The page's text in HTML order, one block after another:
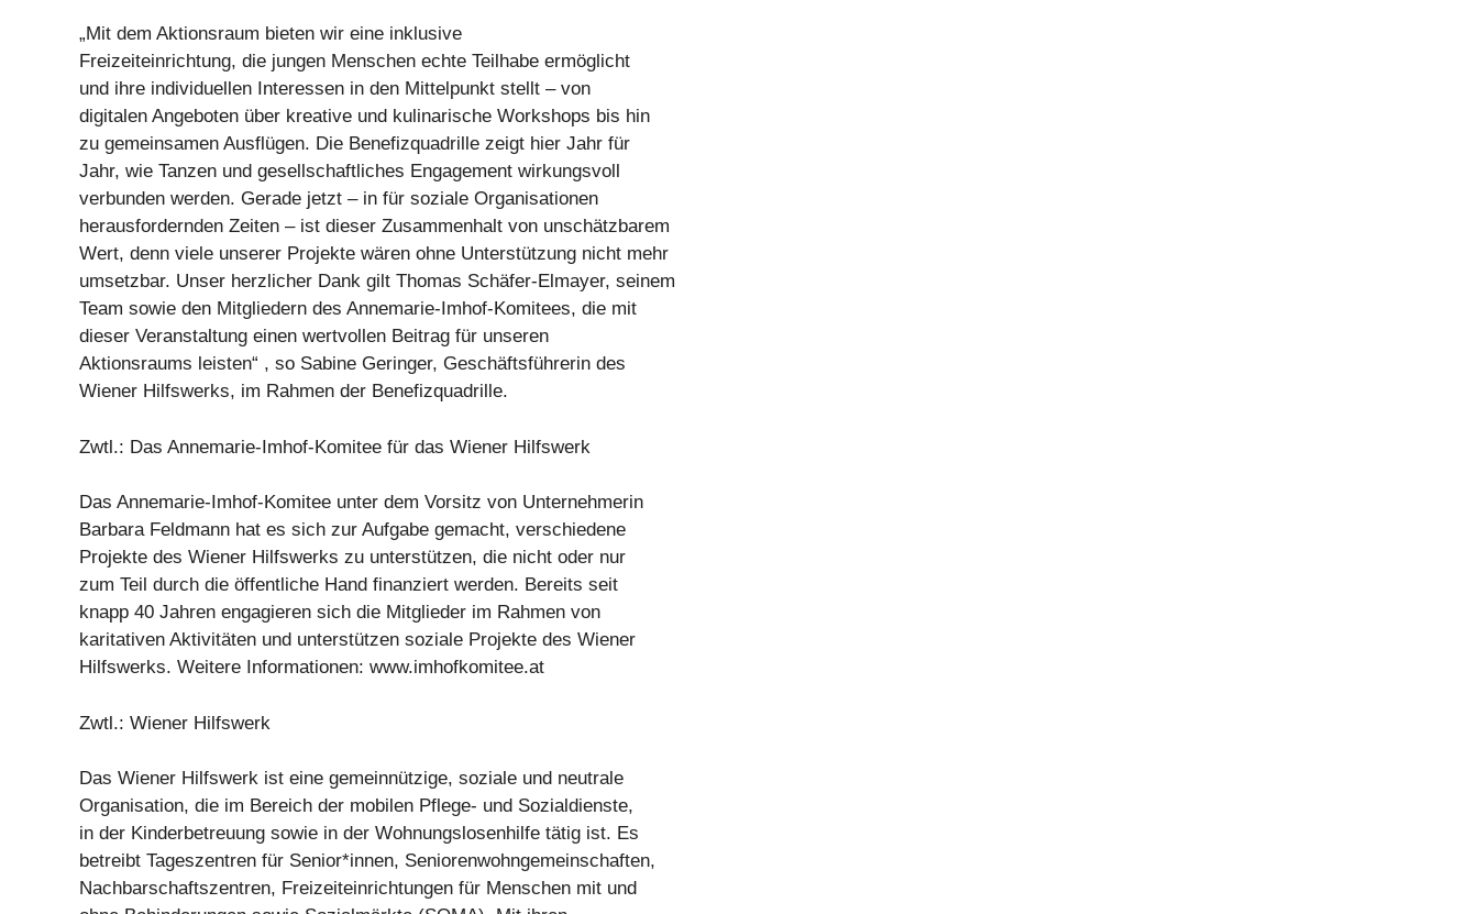
„Mit dem Aktionsraum bieten wir eine inklusive
Freizeiteinrichtung, die jungen Menschen echte Teilhabe ermöglicht
und ihre individuellen Interessen in den Mittelpunkt stellt – von
digitalen Angeboten über kreative und kulinarische Workshops bis hin
zu gemeinsamen Ausflügen. Die Benefizquadrille zeigt hier Jahr für
Jahr, wie Tanzen und gesellschaftliches Engagement wirkungsvoll
verbunden werden. Gerade jetzt – in für soziale Organisationen
herausfordernden Zeiten – ist dieser Zusammenhalt von unschätzbarem
Wert, denn viele unserer Projekte wären ohne Unterstützung nicht mehr
umsetzbar. Unser herzlicher Dank gilt Thomas Schäfer-Elmayer, seinem
Team sowie den Mitgliedern des Annemarie-Imhof-Komitees, die mit
dieser Veranstaltung einen wertvollen Beitrag für unseren
Aktionsraums leisten“ , so Sabine Geringer, Geschäftsführerin des
Wiener Hilfswerks, im Rahmen der Benefizquadrille.
Zwtl.: Das Annemarie-Imhof-Komitee für das Wiener Hilfswerk
Das Annemarie-Imhof-Komitee unter dem Vorsitz von Unternehmerin
Barbara Feldmann hat es sich zur Aufgabe gemacht, verschiedene
Projekte des Wiener Hilfswerks zu unterstützen, die nicht oder nur
zum Teil durch die öffentliche Hand finanziert werden. Bereits seit
knapp 40 Jahren engagieren sich die Mitglieder im Rahmen von
karitativen Aktivitäten und unterstützen soziale Projekte des Wiener
Hilfswerks. Weitere Informationen: www.imhofkomitee.at
Zwtl.: Wiener Hilfswerk
Das Wiener Hilfswerk ist eine gemeinnützige, soziale und neutrale
Organisation, die im Bereich der mobilen Pflege- und Sozialdienste,
in der Kinderbetreuung sowie in der Wohnungslosenhilfe tätig ist. Es
betreibt Tageszentren für Senior*innen, Seniorenwohngemeinschaften,
Nachbarschaftszentren, Freizeiteinrichtungen für Menschen mit und